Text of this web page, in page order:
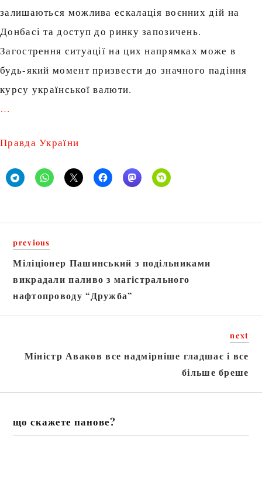
залишаються можлива ескалація воєнних дій на
Донбасі та доступ до ринку запозичень.
Загострення ситуації на цих напрямках може в
будь-який момент призвести до значного падіння
курсу української валюти.
…
Правда України
previous
Міліціонер Пашинський з подільниками
викрадали паливо з магістрального
нафтопроводу “Дружба”
next
Міністр Аваков все надмірніше гладшає і все
більше бреше
що скажете панове?